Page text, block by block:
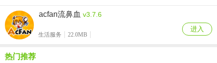
acfan流鼻血 v3.7.6
生活服务 22.0MB
进入
热门推荐